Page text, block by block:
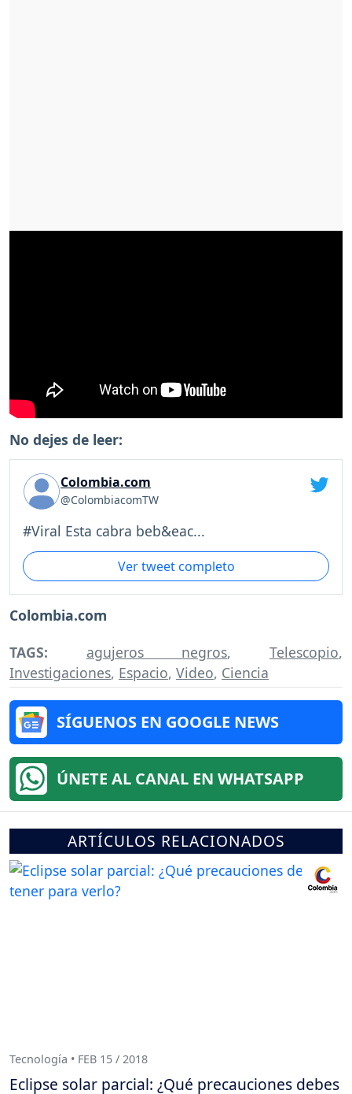
No dejes de leer:
Colombia.com
@ColombiacomTW
#Viral Esta cabra beb&eac...
Ver tweet completo
Colombia.com
TAGS: agujeros negros,Telescopio,
Investigaciones, Espacio, Video, Ciencia
SÍGUENOS EN GOOGLE NEWS
ÚNETE AL CANAL EN WHATSAPP
ARTÍCULOS RELACIONADOS
Tecnología • FEB 15 / 2018
Eclipse solar parcial: ¿Qué precauciones debes